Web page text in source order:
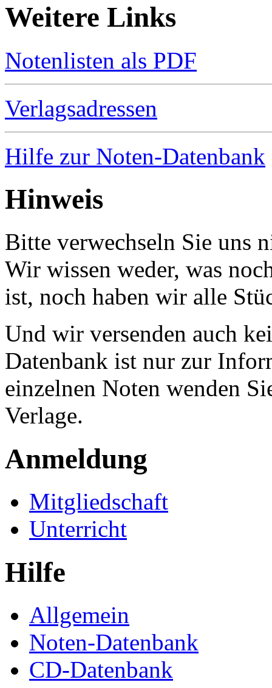
Weitere Links
Notenlisten als PDF
Verlagsadressen
Hilfe zur Noten-Datenbank
Hinweis
Bitte verwechseln Sie uns
Wir wissen weder, was
ist, noch haben wir alle
Und wir versenden auch
Datenbank ist nur zur
einzelnen Noten wenden
Verlage.
Anmeldung
Mitgliedschaft
Unterricht
Hilfe
Allgemein
Noten-Datenbank
CD-Datenbank